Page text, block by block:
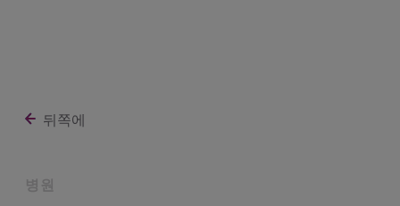
뒤쪽에
병원